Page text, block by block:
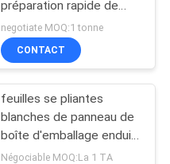
préparation rapide de
catégorie comestible
Papier d'emballage de
dos enduit blanc de 225g
negotiate MOQ:1 tonne
CONTACT
feuilles se pliantes
blanches de panneau de
boîte d'emballage enduit
de médecine de 270gsm
Négociable MOQ:La 1 TA